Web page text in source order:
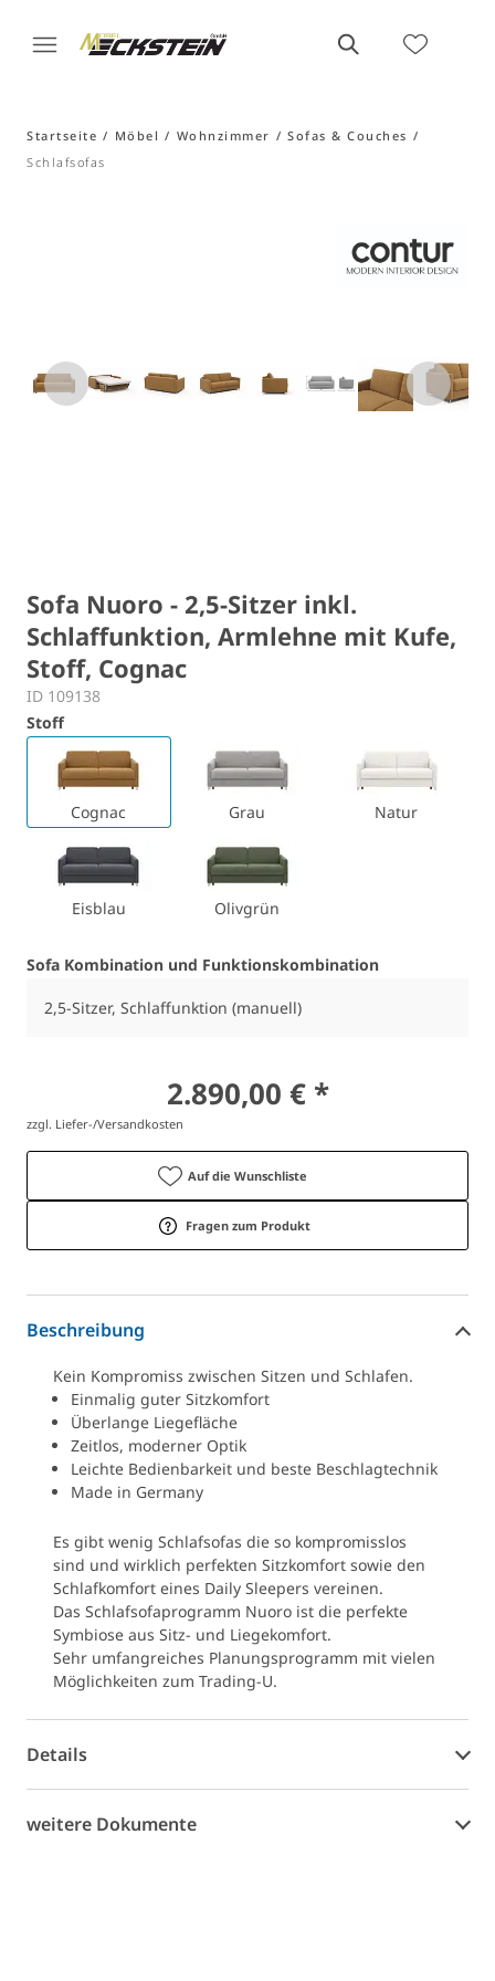
Startseite Möbel Wohnzimmer
Sofas & Couches
Schlafsofas
Sofa Nuoro - 2,5-Sitzer inkl.
Schlaffunktion, Armlehne mit Kufe,
Stoff, Cognac
ID 109138
Stoff
Cognac Grau Natur
Eisblau Olivgrün
Sofa Kombination und Funktionskombination
2,5-Sitzer, Schlaffunktion (manuell)
2.890,00 € *
zzgl. Liefer-/Versandkosten
Auf die Wunschliste
Fragen zum Produkt
Beschreibung
Kein Kompromiss zwischen Sitzen und Schlafen.
Einmalig guter Sitzkomfort
Überlange Liegefläche
Zeitlos, moderner Optik
Leichte Bedienbarkeit und beste Beschlagtechnik
Made in Germany
Es gibt wenig Schlafsofas die so kompromisslos
sind und wirklich perfekten Sitzkomfort sowie den
Schlafkomfort eines Daily Sleepers vereinen.
Das Schlafsofaprogramm Nuoro ist die perfekte
Symbiose aus Sitz- und Liegekomfort.
Sehr umfangreiches Planungsprogramm mit vielen
Möglichkeiten zum Trading-U.
Details
weitere Dokumente